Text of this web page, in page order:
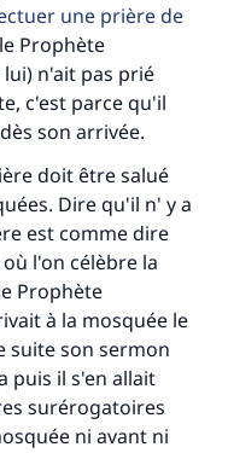
une prière de
Prophète
n'ait pas prié
c'est parce qu'il
son arrivée.
doit être salué
Dire qu'il n' y a
est comme dire
l'on célèbre la
Prophète
à la mosquée le
suite son sermon
puis il s'en allait
surérogatoires
ni avant ni
la vie de
grâce à votre
réponses.
sur lui) a dit:
action obtient la
qui le fait."